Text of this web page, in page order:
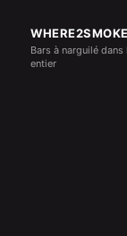
WHERE2SMOKE
Bars à narguilé
entier